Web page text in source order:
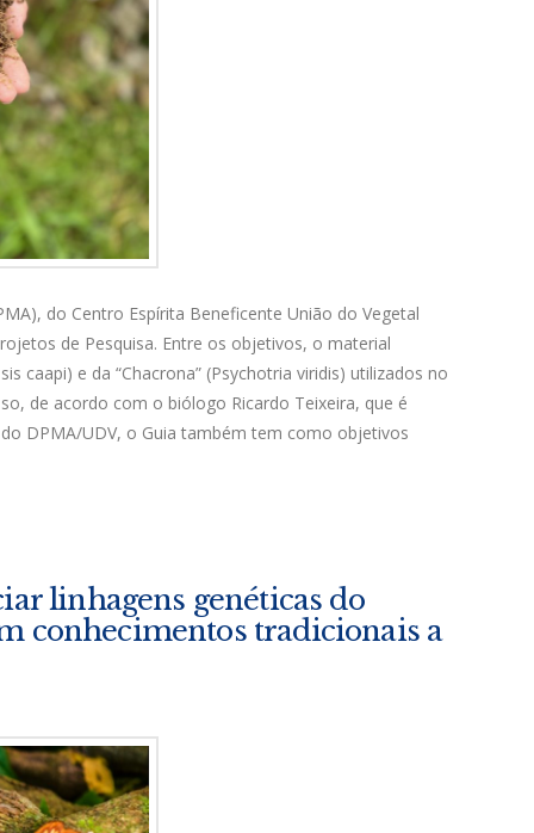
do Centro Espírita Beneficente União do Vegetal
de Pesquisa. Entre os objetivos, o material
caapi) e da “Chacrona” (Psychotria viridis) utilizados no
de acordo com o biólogo Ricardo Teixeira, que é
DPMA/UDV, o Guia também tem como objetivos
linhagens genéticas do
conhecimentos tradicionais a